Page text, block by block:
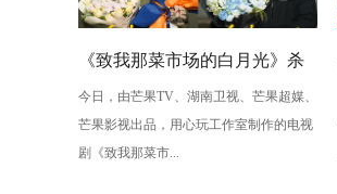
《致我那菜市场的白月光》杀
青 张婧仪陈靖可心向野互成光
今日，由芒果TV、湖南卫视、芒果超媒、
芒果影视出品，用心玩工作室制作的电视
剧《致我那菜市...